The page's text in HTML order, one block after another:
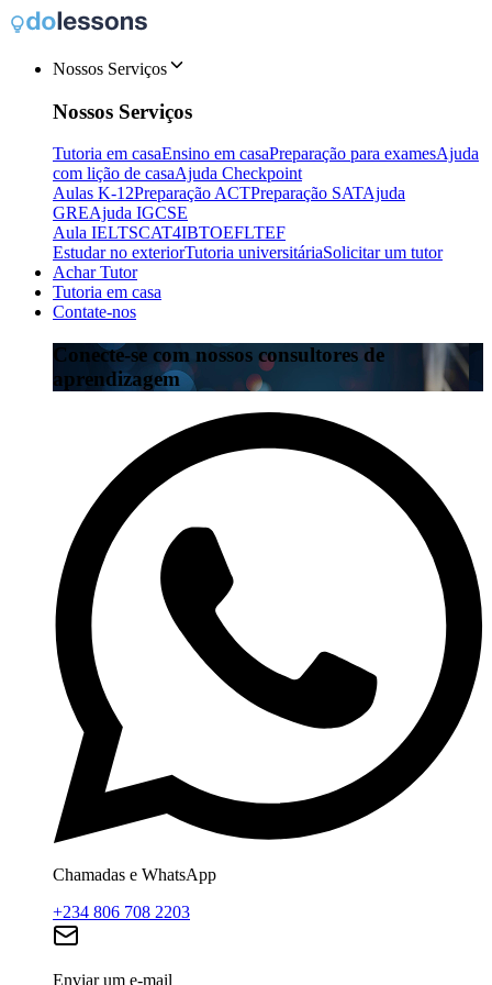
Nossos Serviços
Nossos Serviços
Tutoria em casaEnsino em casaPreparação para examesAjuda
com lição de casaAjuda Checkpoint
Aulas K-12Preparação ACTPreparação SATAjuda
GREAjuda IGCSE
Aula IELTSCAT4IBTOEFLTEF
Estudar no exteriorTutoria universitáriaSolicitar um tutor
Achar Tutor
Tutoria em casa
Contate-nos
Conecte-se com nossos consultores de
aprendizagem
Chamadas e WhatsApp
+234 806 708 2203
Enviar um e-mail